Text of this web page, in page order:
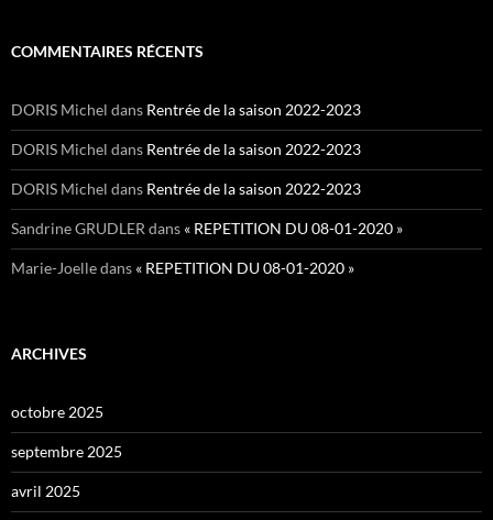
COMMENTAIRES RÉCENTS
DORIS Michel dans Rentrée de la saison 2022-2023
DORIS Michel dans Rentrée de la saison 2022-2023
DORIS Michel dans Rentrée de la saison 2022-2023
Sandrine GRUDLER dans « REPETITION DU 08-01-2020 »
Marie-Joelledans « REPETITION DU 08-01-2020 »
ARCHIVES
octobre 2025
septembre 2025
avril 2025